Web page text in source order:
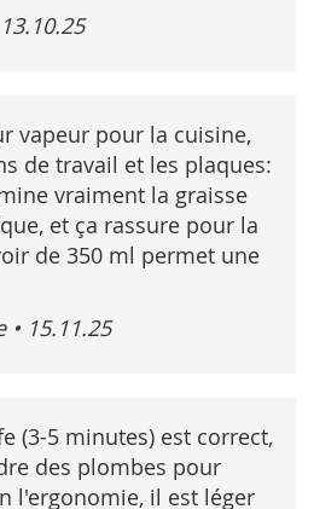
13.10.25
vapeur pour la cuisine,
de travail et les plaques:
vraiment la graisse
et ça rassure pour la
de 350 ml permet une
• 15.11.25
(3-5 minutes) est correct,
des plombes pour
l'ergonomie, il est léger